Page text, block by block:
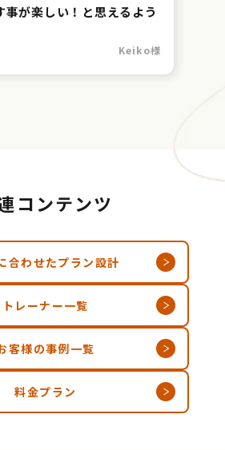
事が楽しい！と思えるよう
Keiko様
コンテンツ
合わせたプラン設計
トレーナー一覧
客様の事例一覧
料金プラン